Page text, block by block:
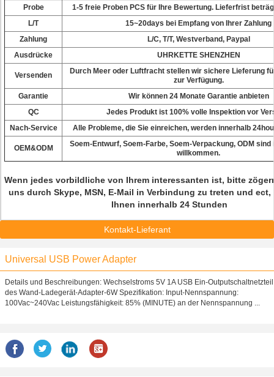
Probe 1-5 freie Proben PCS für Ihre Bewertung. Lieferfrist
L/T
15~20days bei Empfang von Ihrer Zahlung
Zahlung
L/C, T/T, Westverband, Paypal
Ausdrücke
UHRKETTE SHENZHEN
Versenden
Durch Meer oder Luftfracht stellen wir sichere Lieferung
zur Verfügung.
Garantie
Wir können 24 Monate Garantie anbieten
QC
Jedes Produkt ist 100% volle Inspektion vor
Nach-Service
Alle Probleme, die Sie einreichen, werden innerhalb
OEM&ODM Soem-Entwurf, Soem-Farbe, Soem-Verpackung, ODM sind
willkommen.
Wenn jedes vorbildliche von Ihrem interessanten ist, bitte
uns durch Skype, MSN, E-Mail in Verbindung zu treten und
Ihnen innerhalb 24 Stunden
Kontakt-Lieferant
Universal USB Power Adapter
Details und Beschreibungen: Wechselstroms 5V 1A USB Ein-Outputschaltnetzteil
des Wand-Ladegerät-Adapter-6W Spezifikation: Input-Nennspannung:
100Vac~240Vac Leistungsfähigkeit: 85% (MINUTE) an der Nennspannung ...